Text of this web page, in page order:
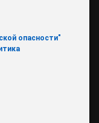
опасности"